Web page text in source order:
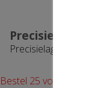
Precisielager 28-
Precisielager 28- ()12
Bestel 25 voor € 2,95